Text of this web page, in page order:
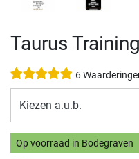
Taurus
6
Kiezen a.u.b.
Op voorraad in Bodegraven